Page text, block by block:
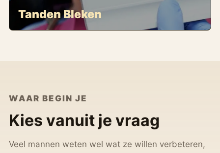
Tanden Bleken
WAAR BEGIN JE
Kies vanuit je vraag
Veel mannen weten wel wat ze willen verbeteren,